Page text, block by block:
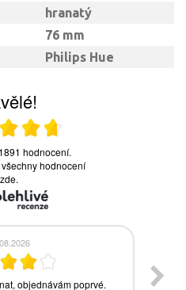
hranatý
76 mm
Philips Hue